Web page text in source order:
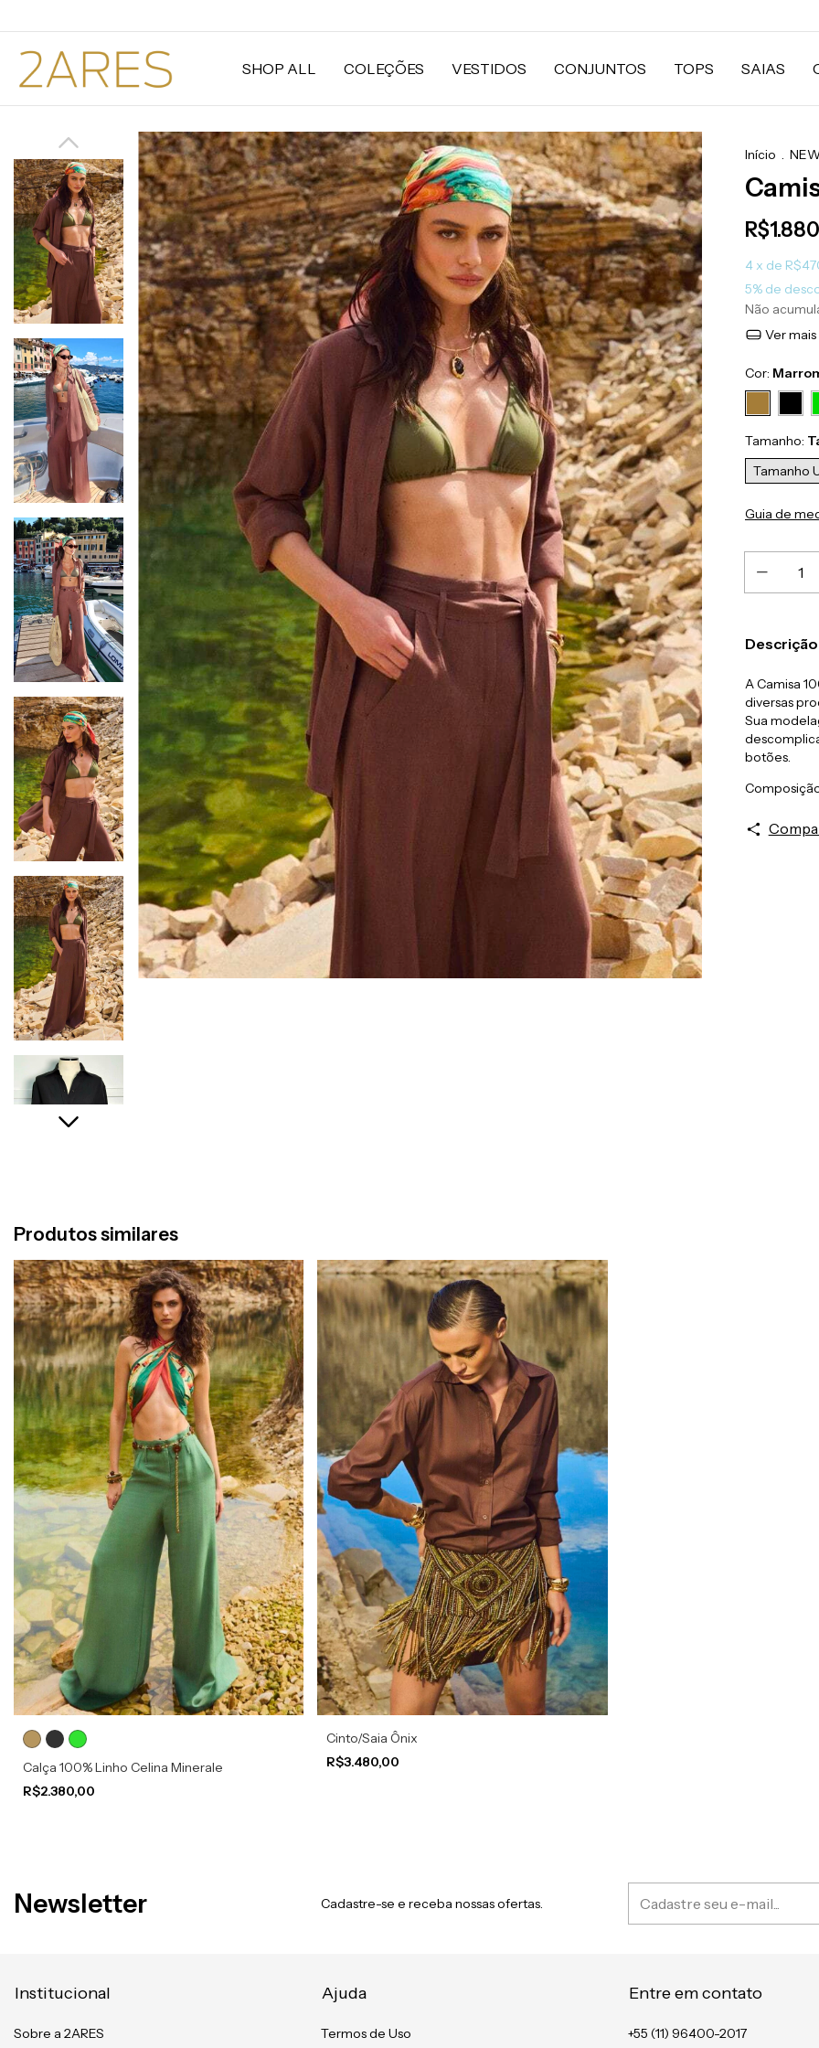
SHOP ALL COLEÇÕES VESTIDOS CONJUNTOS TOPS SAIAS
Início .
4 x de
5% de
Não
Ver
Cor:
Tamanho:
Tamanho
Guia de
Descrição
A Camisa
diversas
Sua
botões.
Produtos similares
Calça 100% Linho Celina Minerale
R$2.380,00
Cinto/Saia Ônix
R$3.480,00
Newsletter Cadastre-se e receba nossas ofertas.
Institucional
Sobre a 2ARES
Ajuda
Termos de Uso
Entre em contato
+55 (11) 96400-2017